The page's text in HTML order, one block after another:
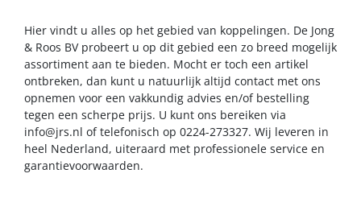
Hier vindt u alles op het gebied van koppelingen. De Jong
& Roos BV probeert u op dit gebied een zo breed mogelijk
assortiment aan te bieden. Mocht er toch een artikel
ontbreken, dan kunt u natuurlijk altijd contact met ons
opnemen voor een vakkundig advies en/of bestelling
tegen een scherpe prijs. U kunt ons bereiken via
info@jrs.nl of telefonisch op 0224-273327. Wij leveren in
heel Nederland, uiteraard met professionele service en
garantievoorwaarden.